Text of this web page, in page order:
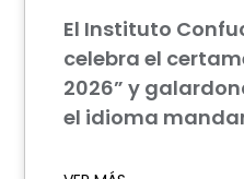
El Instituto
celebra el
2026” y
el idioma